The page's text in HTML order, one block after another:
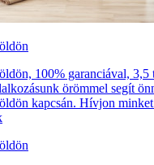
100% garanciával, 3,5
örömmel segít
kapcsán. Hívjon minket